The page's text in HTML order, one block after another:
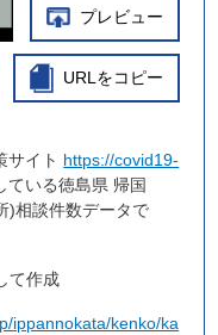
プレビュー
URLをコピー
サイト https://covid19-
ている徳島県 帰国
)相談件数データで
て作成
ippannokata/kenko/ka